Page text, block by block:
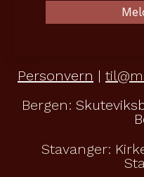
Personvern |
Bergen:
Stavanger: